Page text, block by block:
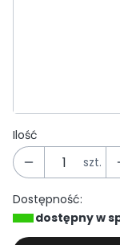
Ilość
szt.
Dostępność:
dostępny w